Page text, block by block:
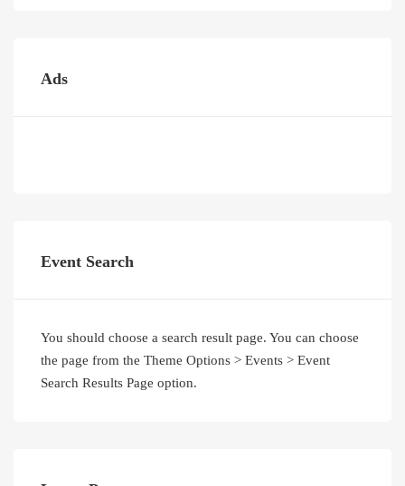
Ads
Event Search
You should choose a search result page. You can choose
the page from the Theme Options > Events > Event
Search Results Page option.